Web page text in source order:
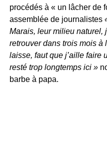
procédés à « un lâcher de
assemblée de journalistes
Marais, leur milieu naturel,
retrouver dans trois mois à
laisse, faut que j’aille faire
resté trop longtemps ici »
barbe à papa.